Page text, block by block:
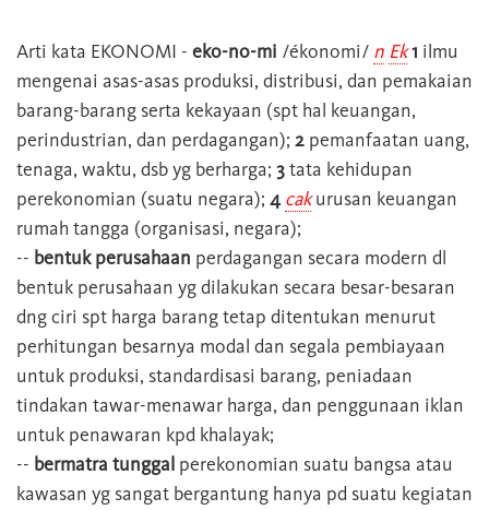
Arti kata EKONOMI - eko-no-mi /ékonomi/ n Ek1 ilmu
mengenai asas-asas produksi, distribusi, dan pemakaian
barang-barang serta kekayaan (spt hal keuangan,
perindustrian, dan perdagangan); 2 pemanfaatan uang,
tenaga, waktu, dsb yg berharga; 3tata kehidupan
perekonomian (suatu negara); 4 cakurusan keuangan
rumah tangga (organisasi, negara);
-- bentuk perusahaan perdagangan secara modern dl
bentuk perusahaan yg dilakukan secara besar-besaran
dng ciri spt harga barang tetap ditentukan menurut
perhitungan besarnya modal dan segala pembiayaan
untuk produksi, standardisasi barang, peniadaan
tindakan tawar-menawar harga, dan penggunaan iklan
untuk penawaran kpd khalayak;
-- bermatra tunggal perekonomian suatu bangsa atau
kawasan yg sangat bergantung hanya pd suatu kegiatan